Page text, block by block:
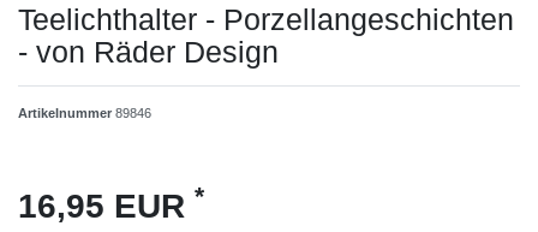
Teelichthalter - Porzellangeschichten
- von Räder Design
Artikelnummer 89846
16,95 EUR *